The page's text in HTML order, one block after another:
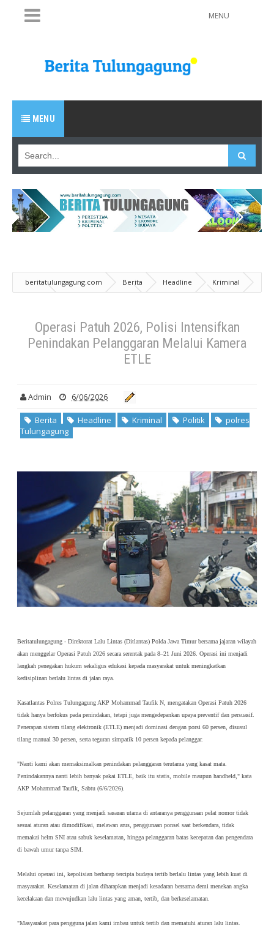
MENU
MENU
beritatulungagung.com Berita Headline
Kriminal
Politik
polres Tulungagung
Operasi Patuh 2026, Polisi
Operasi Patuh 2026, Polisi Intensifkan
Penindakan Pelanggaran Melalui Kamera
ETLE
Admin 6/06/2026
Berita Headline Kriminal Politik
polres
Tulungagung
Beritatulungagung - Direktorat Lalu Lintas (Ditlantas) Polda Jawa Timur bersama jajaran wilayah
akan menggelar Operasi Patuh 2026 secara serentak pada 8–21 Juni 2026. Operasi ini menjadi
langkah penegakan hukum sekaligus edukasi kepada masyarakat untuk meningkatkan
kedisiplinan berlalu lintas di jalan raya.
Kasatlantas Polres Tulungagung AKP Mohammad Taufik N, mengatakan Operasi Patuh 2026
tidak hanya berfokus pada penindakan, tetapi juga mengedepankan upaya preventif dan persuasif.
Penerapan sistem tilang elektronik (ETLE) menjadi dominasi dengan porsi 60 persen, disusul
tilang manual 30 persen, serta teguran simpatik 10 persen kepada pelanggar.
"Nanti kami akan memaksimalkan penindakan pelanggaran terutama yang kasat mata.
Penindakannya nanti lebih banyak pakai ETLE, baik itu statis, mobile maupun handheld," kata
AKP Mohammad Taufik, Sabtu (6/6/2026).
Sejumlah pelanggaran yang menjadi sasaran utama di antaranya penggunaan pelat nomor tidak
sesuai aturan atau dimodifikasi, melawan arus, penggunaan ponsel saat berkendara, tidak
memakai helm SNI atau sabuk keselamatan, hingga pelanggaran batas kecepatan dan pengendara
di bawah umur tanpa SIM.
Melalui operasi ini, kepolisian berharap tercipta budaya tertib berlalu lintas yang lebih kuat di
masyarakat. Keselamatan di jalan diharapkan menjadi kesadaran bersama demi menekan angka
kecelakaan dan mewujudkan lalu lintas yang aman, tertib, dan berkeselamatan.
"Masyarakat para pengguna jalan kami imbau untuk tertib dan mematuhi aturan lalu lintas.